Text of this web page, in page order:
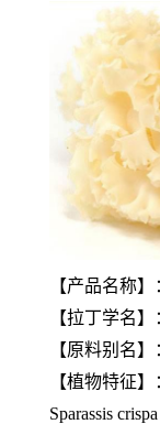
【产品名称
【拉丁学名】
【原料别名
【植物特征
Sparassis